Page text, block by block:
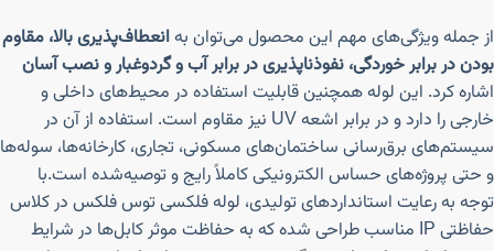
از جمله ویژگی‌های مهم این محصول می‌توان بهانعطاف‌پذیری بالا، مقاوم
بودن در برابر خوردگی، نفوذناپذیری در برابر آب و گردوغبار و نصب آسان
اشاره کرد. این لوله همچنین قابلیت استفاده در محیط‌های داخلی و
خارجی را دارد و در برابر اشعه UV نیز مقاوم است. استفاده از آن در
سیستم‌های برق‌رسانی ساختمان‌های مسکونی، تجاری، کارخانه‌ها، سوله‌ها
و حتی پروژه‌های حساس الکترونیکی کاملاً رایج و توصیه‌شده است.با
توجه به رعایت استانداردهای تولیدی، لوله فلکسی توس فلکس در کلاس
حفاظتی IP مناسب طراحی شده که به حفاظت موثر کابل‌ها در شرایط